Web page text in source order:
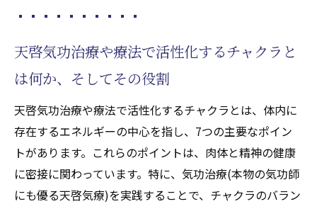
天啓気功治療や療法で活性化するチャクラと
は何か、そしてその役割
天啓気功治療や療法で活性化するチャクラとは、体内に
存在するエネルギーの中心を指し、7つの主要なポイン
トがあります。これらのポイントは、肉体と精神の健康
に密接に関わっています。特に、気功治療(本物の気功師
にも優る天啓気療)を実践することで、チャクラのバラン